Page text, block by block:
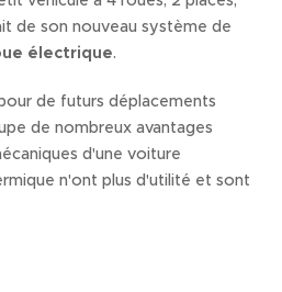
de son nouveau système de
électrique.
de futurs déplacements
de nombreux avantages
d'une voiture
n'ont plus d'utilité et sont